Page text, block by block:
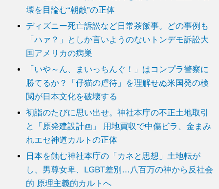
壊を目論む“朝敵”の正体
ディズニー死亡訴訟など日常茶飯事。どの事例も
「ハァ？」としか言いようのないトンデモ訴訟大
国アメリカの病巣
「いや～ん、まいっちんぐ！」はコンプラ警察に
勝てるか？「仔猫の虐待」を理解せぬ米国発の検
閲が日本文化を破壊する
初詣のたびに思い出せ。神社本庁の不正土地取引
と「原発建設計画」 用地買収で中傷ビラ、金まみ
れエセ神道カルトの正体
日本を蝕む神社本庁の「カネと思想」土地転が
し、男尊女卑、LGBT差別…八百万の神から反社会
的 原理主義的カルトへ